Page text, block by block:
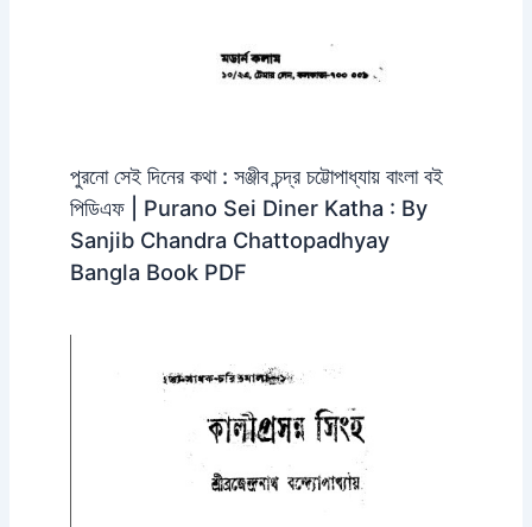
পুরনো সেই দিনের কথা : সঞ্জীব চন্দ্র চট্টোপাধ্যায় বাংলা বই
পিডিএফ | Purano Sei Diner Katha : By
Sanjib Chandra Chattopadhyay
Bangla Book PDF